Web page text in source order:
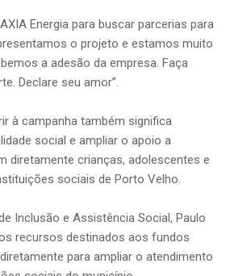
Energia para buscar parcerias para
o projeto e estamos muito
a adesão da empresa. Faça
Declare seu amor”.
à campanha também significa
social e ampliar o apoio a
diretamente crianças, adolescentes e
sociais de Porto Velho.
Inclusão e Assistência Social, Paulo
recursos destinados aos fundos
para ampliar o atendimento